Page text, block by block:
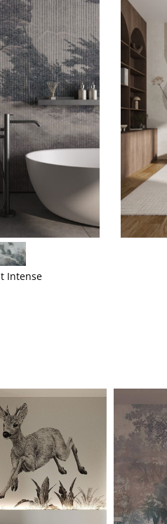
Intense